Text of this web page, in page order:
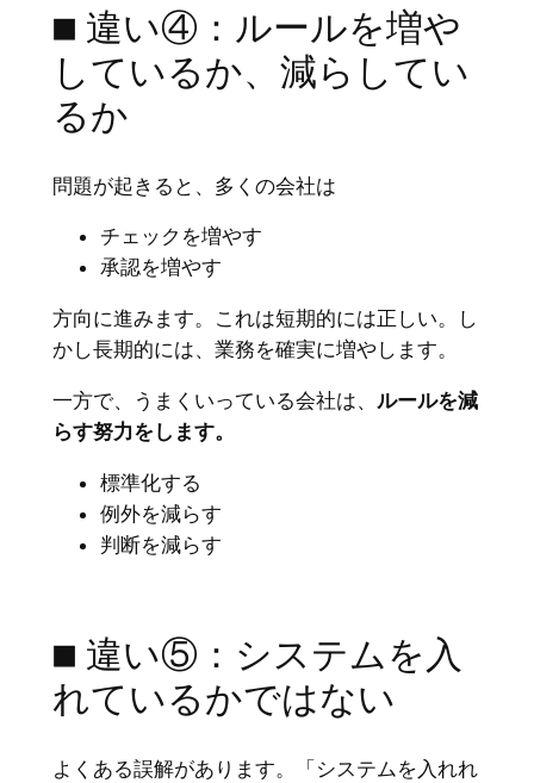
■ 違い④：ルールを増や
しているか、減らしてい
るか
問題が起きると、多くの会社は
チェックを増やす
承認を増やす
方向に進みます。これは短期的には正しい。し
かし長期的には、業務を確実に増やします。
一方で、うまくいっている会社は、 ルールを減
らす努力をします。
標準化する
例外を減らす
判断を減らす
■ 違い⑤：システムを入
れているかではない
よくある誤解があります。「システムを入れれ